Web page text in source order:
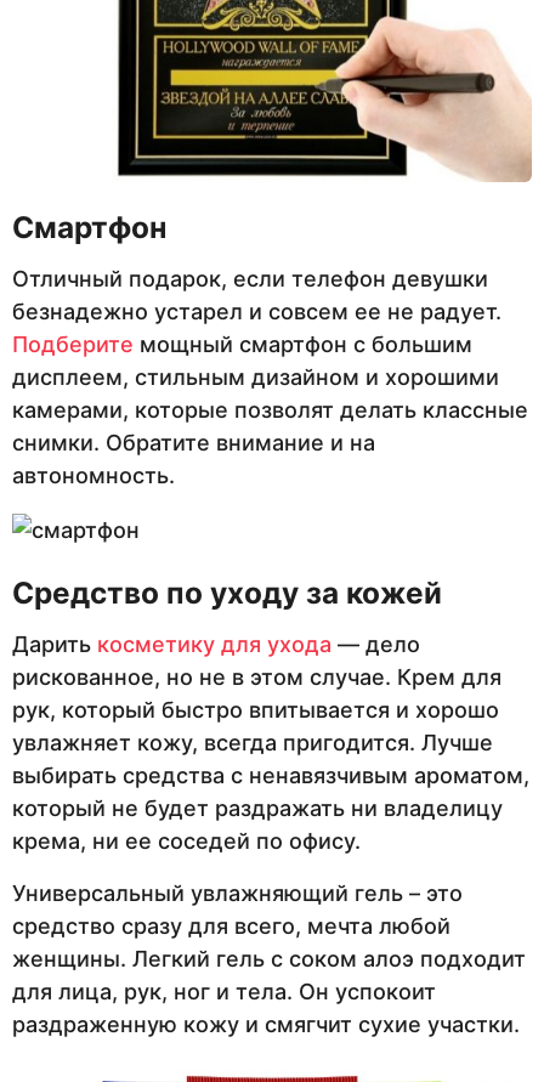
Смартфон
Отличный подарок, если телефон девушки
безнадежно устарел и совсем ее не радует.
Подберите мощный смартфон с большим
дисплеем, стильным дизайном и хорошими
камерами, которые позволят делать классные
снимки. Обратите внимание и на
автономность.
Средство по уходу за кожей
Дарить косметику для ухода — дело
рискованное, но не в этом случае. Крем для
рук, который быстро впитывается и хорошо
увлажняет кожу, всегда пригодится. Лучше
выбирать средства с ненавязчивым ароматом,
который не будет раздражать ни владелицу
крема, ни ее соседей по офису.
Универсальный увлажняющий гель – это
средство сразу для всего, мечта любой
женщины. Легкий гель с соком алоэ подходит
для лица, рук, ног и тела. Он успокоит
раздраженную кожу и смягчит сухие участки.